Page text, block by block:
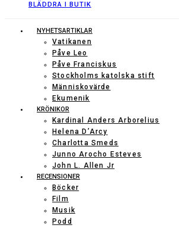
BLÄDDRA I BUTIK
NYHETSARTIKLAR
Vatikanen
Påve Leo
Påve Franciskus
Stockholms katolska stift
Människovärde
Ekumenik
KRÖNIKOR
Kardinal Anders Arborelius
Helena D’Arcy
Charlotta Smeds
Junno Arocho Esteves
John L. Allen Jr
RECENSIONER
Böcker
Film
Musik
Podd